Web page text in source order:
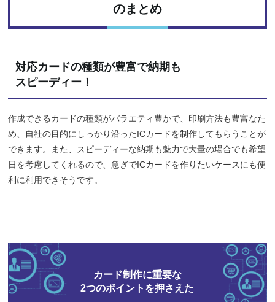
のまとめ
対応カードの種類が豊富で納期も
スピーディー！
作成できるカードの種類がバラエティ豊かで、印刷方法も豊富なた
め、自社の目的にしっかり沿ったICカードを制作してもらうことが
できます。また、スピーディーな納期も魅力で大量の場合でも希望
日を考慮してくれるので、急ぎでICカードを作りたいケースにも便
利に利用できそうです。
カード制作に重要な
2つのポイントを押さえた